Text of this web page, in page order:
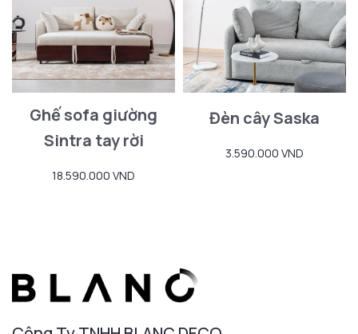
Ghế sofa giường
Sintra tay rời
18.590.000 VND
Đèn cây Saska
3.590.000 VND